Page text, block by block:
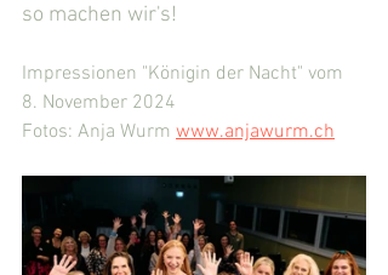
so machen wir's!
Impressionen "Königin der Nacht" vom
8. November 2024
Fotos: Anja Wurm www.anjawurm.ch